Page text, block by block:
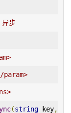
步
param>
(string key,